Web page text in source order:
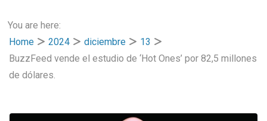
You are here:
Home
2024 diciembre
13
BuzzFeed vende el estudio de ‘Hot Ones’ por 82,5 millones
de dólares.